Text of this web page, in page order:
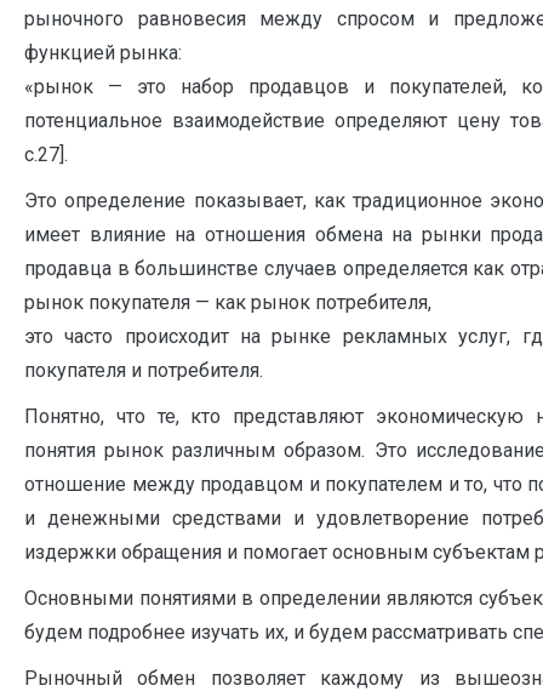
рыночного равновесия между спросом и
функцией рынка:
«рынок — это набор продавцов и покупателей,
потенциальное взаимодействие определяют цену
с.27].
Это определение показывает, как традиционное
имеет влияние на отношения обмена на рынки
продавца в большинстве случаев определяется как
рынок покупателя — как рынок потребителя,
это часто происходит на рынке рекламных услуг,
покупателя и потребителя.
Понятно, что те, кто представляют экономическую
понятия рынок различным образом. Это
отношение между продавцом и покупателем и то, что
и денежными средствами и удовлетворение
издержки обращения и помогает основным субъектам
Основными понятиями в определении являются
будем подробнее изучать их, и будем рассматривать
Рыночный обмен позволяет каждому из